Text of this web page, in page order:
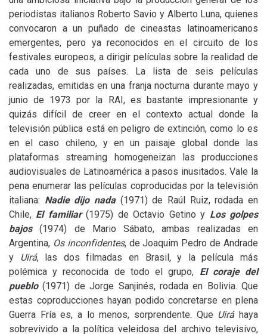
periodistas italianos Roberto Savio y Alberto Luna, quienes
convocaron a un puñado de cineastas latinoamericanos
emergentes, pero ya reconocidos en el circuito de los
festivales europeos, a dirigir películas sobre la realidad de
cada uno de sus países. La lista de seis películas
realizadas, emitidas en una franja nocturna durante mayo y
junio de 1973 por la RAI, es bastante impresionante y
quizás difícil de creer en el contexto actual donde la
televisión pública está en peligro de extinción, como lo es
en el caso chileno, y en un paisaje global donde las
plataformas streaming homogeneizan las producciones
audiovisuales de Latinoamérica a pasos inusitados. Vale la
pena enumerar las películas coproducidas por la televisión
italiana: Nadie dijo nada(1971) de Raúl Ruiz, rodada en
Chile, El familiar(1975) de Octavio Getino y Los golpes
bajos(1974) de Mario Sábato, ambas realizadas en
Argentina, Os inconfidentes, de Joaquim Pedro de Andrade
y
Uirá, las dos filmadas en Brasil,y la película más
polémica y reconocida de todo el grupo, El coraje del
pueblo(1971) de Jorge Sanjinés, rodada en Bolivia. Que
estas coproducciones hayan podido concretarse en plena
Guerra Fría es, a lo menos, sorprendente. Que Uiráhaya
sobrevivido a la política veleidosa del archivo televisivo,